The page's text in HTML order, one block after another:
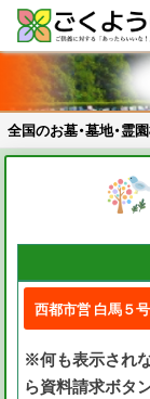
Skip
content
全国のお墓・墓地
ご供養をもっと身
全国のお墓・墓地・霊
※何も表示され
ら資料請求ボタ